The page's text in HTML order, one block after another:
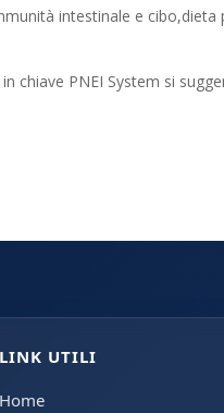
intestinale e
chiave PNEI System si
LINK UTILI
Home